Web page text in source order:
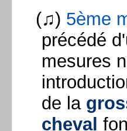
(♫) 5ème
précédé
mesures
de la
cheval